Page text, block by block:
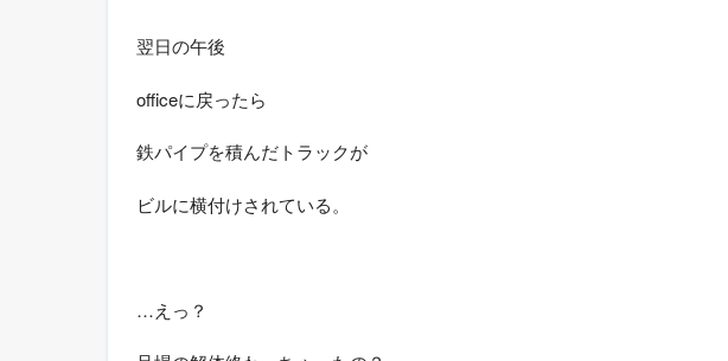
翌日の午後
officeに戻ったら
鉄パイプを積んだトラックが
ビルに横付けされている。
…えっ？